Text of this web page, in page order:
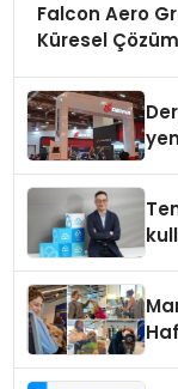
Falcon Aero
Küresel